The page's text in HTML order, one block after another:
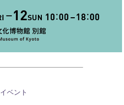
イベント